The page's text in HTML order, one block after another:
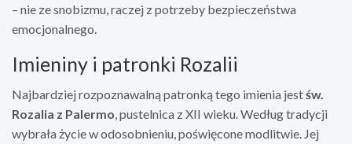
– nie ze snobizmu, raczej z potrzeby bezpieczeństwa
emocjonalnego.
Imieniny i patronki Rozalii
Najbardziej rozpoznawalną patronką tego imienia jestśw.
Rozalia z Palermo, pustelnica z XII wieku. Według tradycji
wybrała życie w odosobnieniu, poświęcone modlitwie. Jej